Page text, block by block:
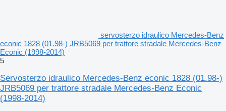
servosterzo idraulico Mercedes-Benz
econic 1828 (01.98-) JRB5069 per trattore stradale Mercedes-Benz
Econic (1998-2014)
5
Servosterzo idraulico Mercedes-Benz econic 1828 (01.98-)
JRB5069 per trattore stradale Mercedes-Benz Econic
(1998-2014)